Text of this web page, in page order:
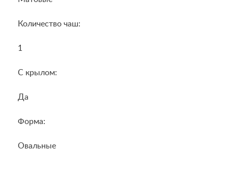
Количество чаш:
1
С крылом:
Да
Форма:
Овальные